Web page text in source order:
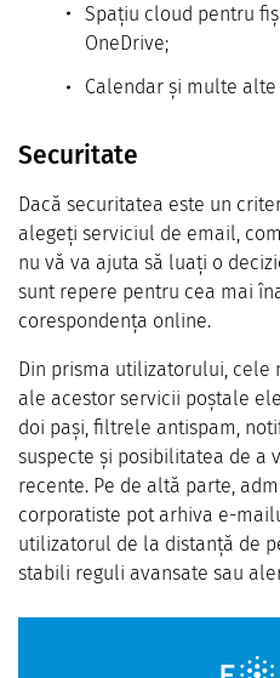
Spațiu cloud pentru
OneDrive;
Calendar și multe
Securitate
Dacă securitatea este un
alegeți serviciul de email,
nu vă va ajuta să luați o
sunt repere pentru cea mai
corespondența online.
Din prisma utilizatorului,
ale acestor servicii poștale
doi pași, filtrele antispam,
suspecte și posibilitatea de a
recente. Pe de altă parte,
corporatiste pot arhiva e-
utilizatorul de la distanță de
stabili reguli avansate sau